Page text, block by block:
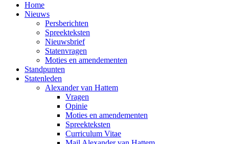
Home
Nieuws
Persberichten
Spreekteksten
Nieuwsbrief
Statenvragen
Moties en amendementen
Standpunten
Statenleden
Alexander van Hattem
Vragen
Opinie
Moties en amendementen
Spreekteksten
Curriculum Vitae